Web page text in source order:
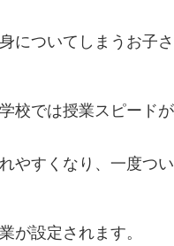
についてしまうお子
校では授業スピード
やすくなり、一度つ
が設定されます。